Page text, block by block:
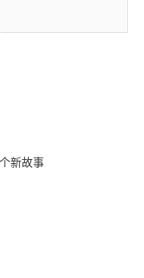
新故事